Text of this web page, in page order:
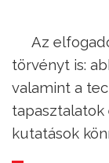
Az
törvényt is:
valamint a
kutatások